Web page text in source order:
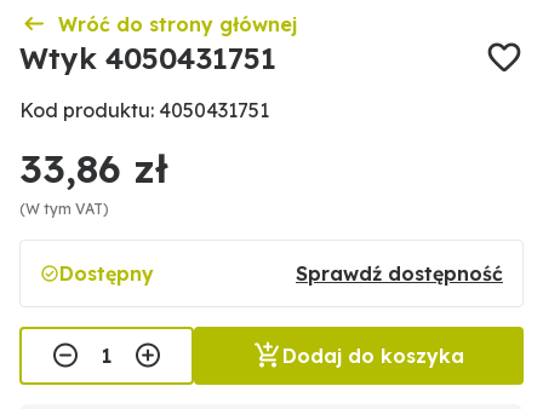
Wróć do strony głównej
Wtyk 4050431751
Kod produktu: 4050431751
33,86 zł
(W tym VAT)
Dostępny Sprawdź dostępność
Dodaj do koszyka